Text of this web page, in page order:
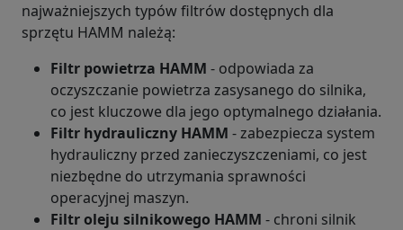
najważniejszych typów filtrów dostępnych dla
sprzętu HAMM należą:
Filtr powietrza HAMM - odpowiada za
oczyszczanie powietrza zasysanego do silnika,
co jest kluczowe dla jego optymalnego działania.
Filtr hydrauliczny HAMM - zabezpiecza system
hydrauliczny przed zanieczyszczeniami, co jest
niezbędne do utrzymania sprawności
operacyjnej maszyn.
Filtr oleju silnikowego HAMM - chroni silnik